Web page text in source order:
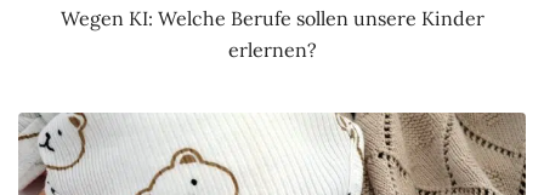
Wegen KI: Welche Berufe sollen unsere Kinder
erlernen?